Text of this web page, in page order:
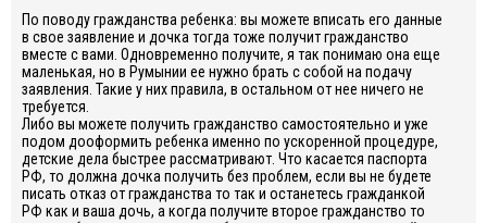
По поводу гражданства ребенка: вы можете вписать его данные
в свое заявление и дочка тогда тоже получит гражданство
вместе с вами. Одновременно получите, я так понимаю она еще
маленькая, но в Румынии ее нужно брать с собой на подачу
заявления. Такие у них правила, в остальном от нее ничего не
требуется.
Либо вы можете получить гражданство самостоятельно и уже
подом дооформить ребенка именно по ускоренной процедуре,
детские дела быстрее рассматривают. Что касается паспорта
РФ, то должна дочка получить без проблем, если вы не будете
писать отказ от гражданства то так и останетесь гражданкой
РФ как и ваша дочь, а когда получите второе гражданство то